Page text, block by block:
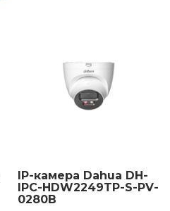
IP-камера Dahua DH-
IPC-HDW2249TP-S-PV-
0280B